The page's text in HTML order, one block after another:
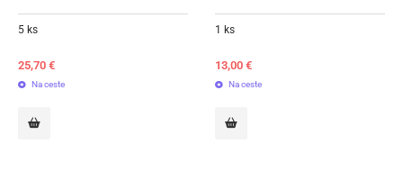
5 ks
25,70 €
Na ceste
1 ks
13,00 €
Na ceste